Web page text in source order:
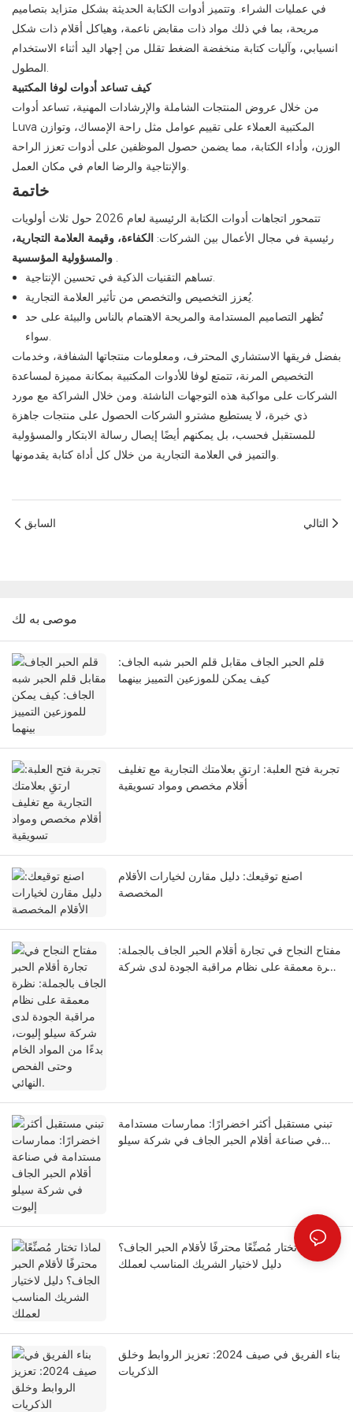
في عمليات الشراء. وتتميز أدوات الكتابة الحديثة بشكل متزايد بتصاميم
مريحة، بما في ذلك مواد ذات مقابض ناعمة، وهياكل أقلام ذات شكل
انسيابي، وآليات كتابة منخفضة الضغط تقلل من إجهاد اليد أثناء الاستخدام
المطول.
كيف تساعد أدوات لوفا المكتبية
من خلال عروض المنتجات الشاملة والإرشادات المهنية، تساعد أدوات
Luva المكتبية العملاء على تقييم عوامل مثل راحة الإمساك، وتوازن
الوزن، وأداء الكتابة، مما يضمن حصول الموظفين على أدوات تعزز الراحة
والإنتاجية والرضا العام في مكان العمل.
خاتمة
تتمحور اتجاهات أدوات الكتابة الرئيسية لعام 2026 حول ثلاث أولويات
رئيسية في مجال الأعمال بين الشركات: الكفاءة، وقيمة العلامة التجارية،
والمسؤولية المؤسسية .
تساهم التقنيات الذكية في تحسين الإنتاجية.
يُعزز التخصيص والتخصص من تأثير العلامة التجارية.
تُظهر التصاميم المستدامة والمريحة الاهتمام بالناس والبيئة على حد
سواء.
بفضل فريقها الاستشاري المحترف، ومعلومات منتجاتها الشفافة، وخدمات
التخصيص المرنة، تتمتع لوفا للأدوات المكتبية بمكانة مميزة لمساعدة
الشركات على مواكبة هذه التوجهات الناشئة. ومن خلال الشراكة مع مورد
ذي خبرة، لا يستطيع مشترو الشركات الحصول على منتجات جاهزة
للمستقبل فحسب، بل يمكنهم أيضًا إيصال رسالة الابتكار والمسؤولية
والتميز في العلامة التجارية من خلال كل أداة كتابة يقدمونها.
السابق التالي
موصى به لك
قلم الحبر الجاف مقابل قلم الحبر شبه الجاف:
كيف يمكن للموزعين التمييز بينهما
تجربة فتح العلبة: ارتقِ بعلامتك التجارية مع تغليف
أقلام مخصص ومواد تسويقية
اصنع توقيعك: دليل مقارن لخيارات الأقلام
المخصصة
مفتاح النجاح في تجارة أقلام الحبر الجاف بالجملة:
نظرة معمقة على نظام مراقبة الجودة لدى شركة
تبني مستقبل أكثر اخضرارًا: ممارسات مستدامة
في صناعة أقلام الحبر الجاف في شركة سيلو
لماذا تختار مُصنِّعًا محترفًا لأقلام الحبر الجاف؟
دليل لاختيار الشريك المناسب لعملك
بناء الفريق في صيف 2024: تعزيز الروابط وخلق
الذكريات